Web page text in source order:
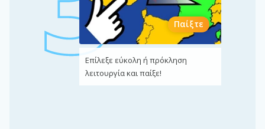
Παίξτε
Επίλεξε εύκολη ή πρόκληση
λειτουργία και παίξε!